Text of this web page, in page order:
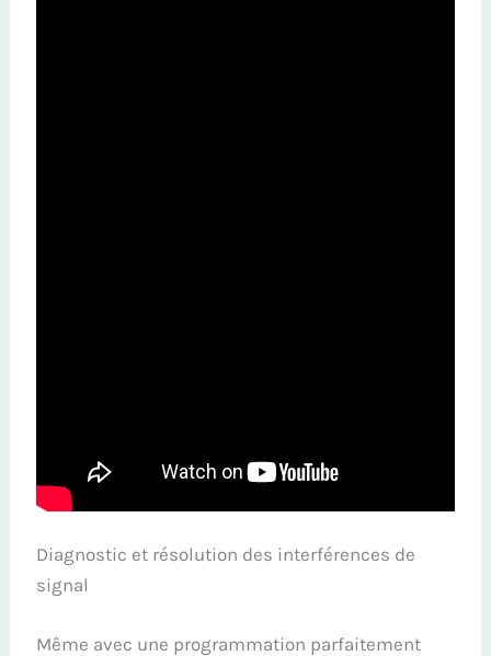
Diagnostic et résolution des interférences de
signal
Même avec une programmation parfaitement